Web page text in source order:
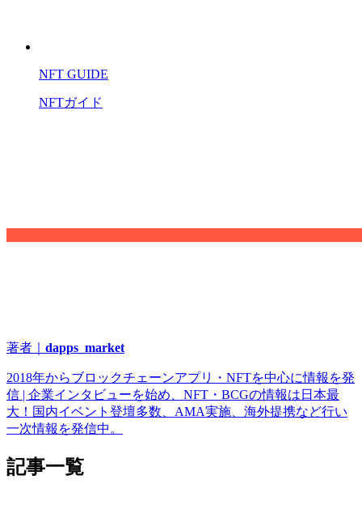
NFT GUIDE
NFTガイド
著者｜ dapps_market
2018年からブロックチェーンアプリ・NFTを中心に情報を発
信 | 企業インタビューを始め、NFT・BCGの情報は日本最
大！国内イベント登壇多数、AMA実施、海外提携など行い
一次情報を発信中。
記事一覧